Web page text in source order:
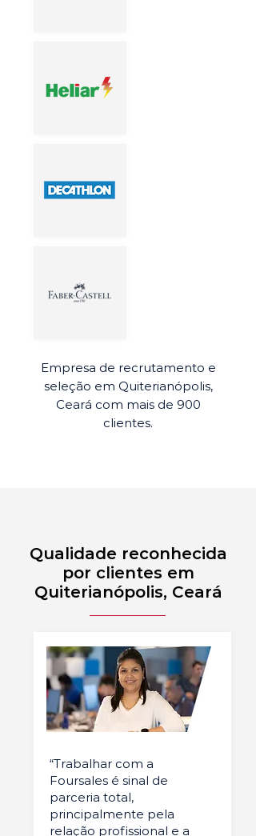
Empresa de recrutamento e
seleção em Quiterianópolis,
Ceará com mais de 900
clientes.
Qualidade reconhecida
por clientes em
Quiterianópolis, Ceará
“Trabalhar com a
Foursales é sinal de
parceria total,
principalmente pela
relação profissional e a